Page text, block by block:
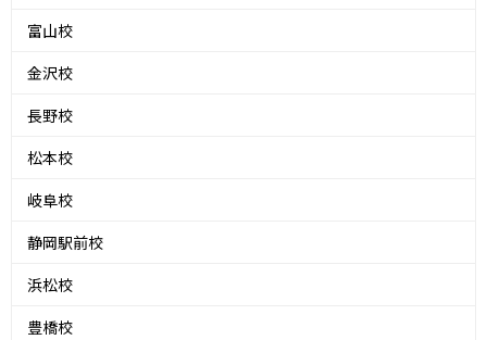
富山校
金沢校
長野校
松本校
岐阜校
静岡駅前校
浜松校
豊橋校